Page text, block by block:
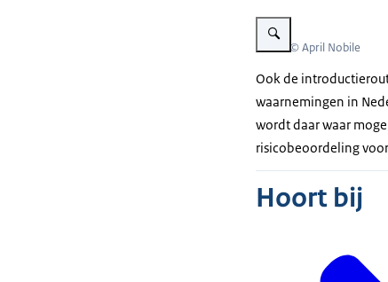
Vergroot afbeelding
Beeld: © April Nobile
Ook de
waarnemingen in
wordt daar waar
risicobeoordeling
Hoort bij